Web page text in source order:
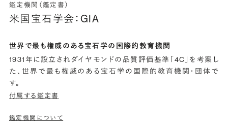
鑑定機関（鑑定書）
米国宝石学会：GIA
世界で最も権威のある宝石学の国際的教育機関
1931年に設立されダイヤモンドの品質評価基準「4C」を考案し
た、世界で最も権威のある宝石学の国際的教育機関・団体で
す。
付属する鑑定書
鑑定機関について